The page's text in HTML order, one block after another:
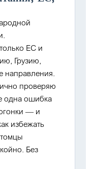
ЕС и
Грузию,
проверяю
одна ошибка
— и
избежать
. Без